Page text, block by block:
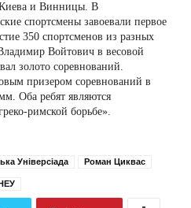
и Винницы. В
спортсмены завоевали первое
350 спортсменов из разных
Войтович в весовой
золото соревнований.
призером соревнований в
Оба ребят являются
римской борьбе».
Універсіада Роман Циквас